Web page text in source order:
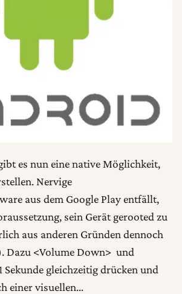
es nun eine native Möglichkeit,
Nervige
aus dem Google Play entfällt,
sein Gerät gerooted zu
aus anderen Gründen dennoch
Dazu <Volume Down> und
Sekunde gleichzeitig drücken und
einer visuellen…